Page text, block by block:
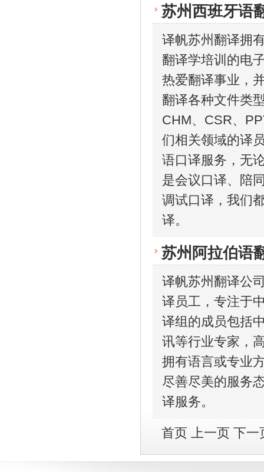
苏州西班牙语
译帆苏州翻译拥
翻译学培训的电
热爱翻译事业，
翻译各种文件类
CHM、CSR、
们相关领域的译
语口译服务，无
是会议口译、陪
调试口译，我们
译。
苏州阿拉伯语
译帆苏州翻译公
译员工，专注于
译组的成员包括
讯等行业专家，
拥有语言或专业
尽善尽美的服务
译服务。
首页 上一页 下一